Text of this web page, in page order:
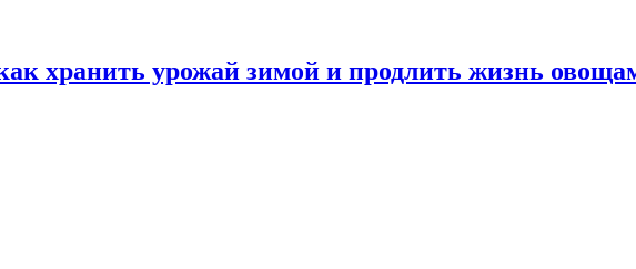
хранить урожай зимой и продлить жизнь